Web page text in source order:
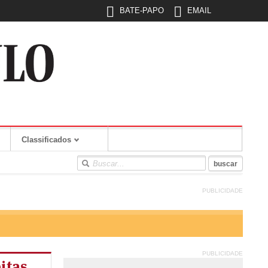
BATE-PAPO EMAIL
Classificados
PUBLICIDADE
PUBLICIDADE